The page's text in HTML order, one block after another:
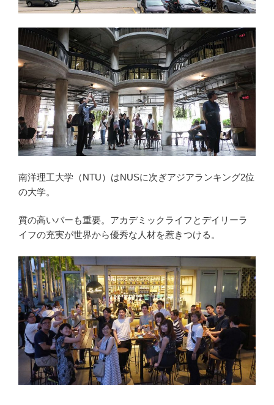
南洋理工大学（NTU）はNUSに次ぎアジアランキング2位
の大学。
質の高いバーも重要。アカデミックライフとデイリーラ
イフの充実が世界から優秀な人材を惹きつける。